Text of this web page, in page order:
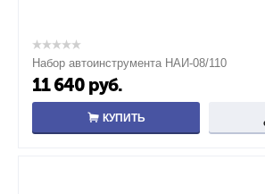
Набор автоинструмента НАИ-08/110
11 640 руб.
КУПИТЬ